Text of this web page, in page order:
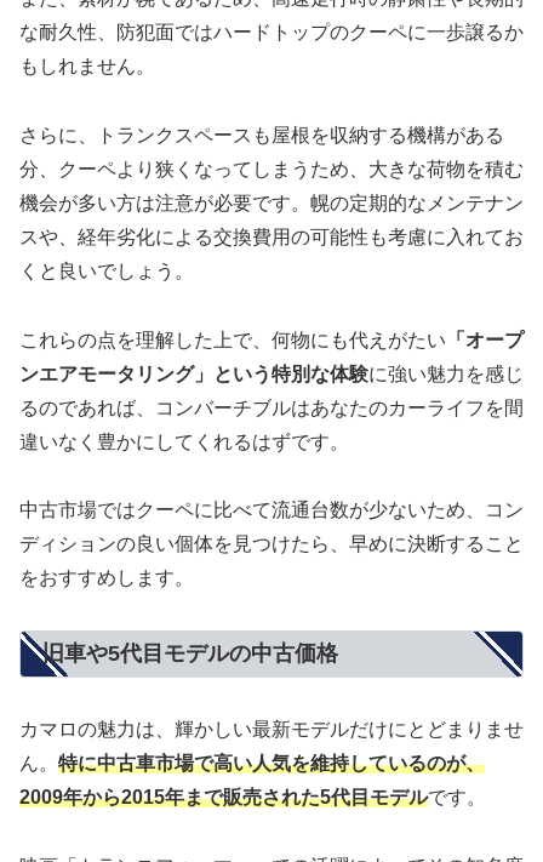
な耐久性、防犯面ではハードトップのクーペに一歩譲るか
もしれません。
さらに、トランクスペースも屋根を収納する機構がある
分、クーペより狭くなってしまうため、大きな荷物を積む
機会が多い方は注意が必要です。幌の定期的なメンテナン
スや、経年劣化による交換費用の可能性も考慮に入れてお
くと良いでしょう。
これらの点を理解した上で、何物にも代えがたい 「オープ
ンエアモータリング」という特別な体験に強い魅力を感じ
るのであれば、コンバーチブルはあなたのカーライフを間
違いなく豊かにしてくれるはずです。
中古市場ではクーペに比べて流通台数が少ないため、コン
ディションの良い個体を見つけたら、早めに決断すること
をおすすめします。
旧車や5代目モデルの中古価格
カマロの魅力は、輝かしい最新モデルだけにとどまりませ
ん。 特に中古車市場で高い人気を維持しているのが、
2009年から2015年まで販売された5代目モデルです。